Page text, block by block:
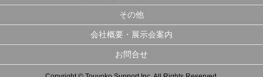
その他
会社概要・展示会案内
お問合せ